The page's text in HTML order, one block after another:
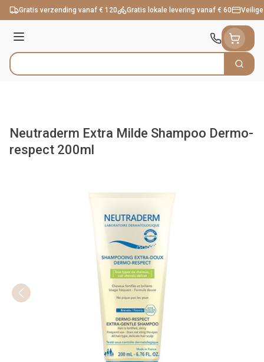
Ga naar de inhoud
Gratis verzending vanaf € 120 Gratis lokale levering vanaf € 60
Menu
Product, merk, categorie... Zoek
Neutraderm Extra Milde Shampoo Dermo-
respect 200ml